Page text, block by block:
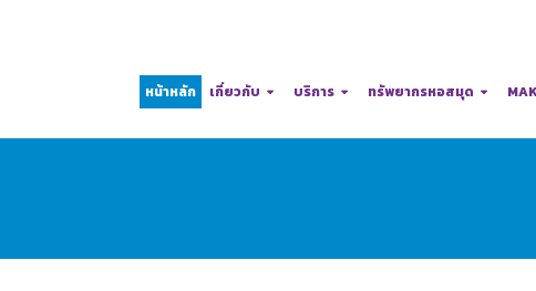
หน้าหลัก เกี่ยวกับ บริการ ทรัพยากรหอสมุด